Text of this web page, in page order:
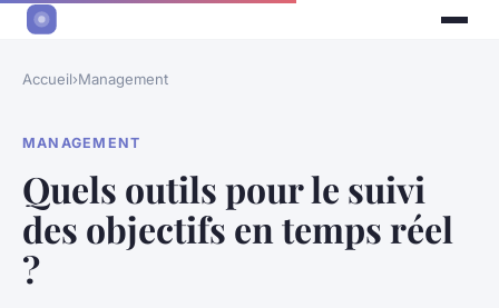
Accueil›Management
MANAGEMENT
Quels outils pour le suivi
des objectifs en temps réel
?